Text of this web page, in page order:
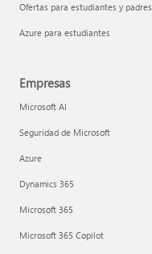
Ofertas para estudiantes y padres
Azure para estudiantes
Empresas
Microsoft AI
Seguridad de Microsoft
Azure
Dynamics 365
Microsoft 365
Microsoft 365 Copilot